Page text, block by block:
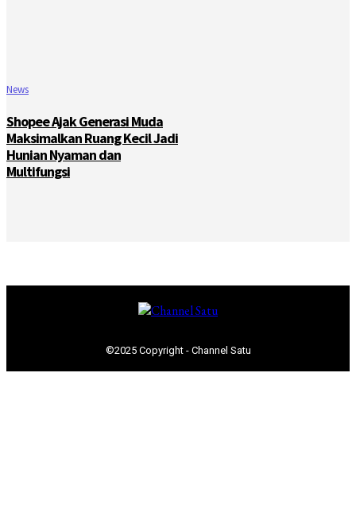
News
Shopee Ajak Generasi Muda
Maksimalkan Ruang Kecil Jadi
Hunian Nyaman dan
Multifungsi
©2025 Copyright - Channel Satu